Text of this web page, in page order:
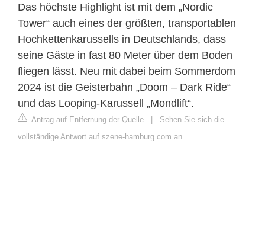
Das höchste Highlight ist mit dem „Nordic
Tower“ auch eines der größten, transportablen
Hochkettenkarussells in Deutschlands, dass
seine Gäste in fast 80 Meter über dem Boden
fliegen lässt. Neu mit dabei beim Sommerdom
2024 ist die Geisterbahn „Doom – Dark Ride“
und das Looping-Karussell „Mondlift“.
Antrag auf Entfernung der Quelle | Sehen Sie sich die
vollständige Antwort auf szene-hamburg.com an